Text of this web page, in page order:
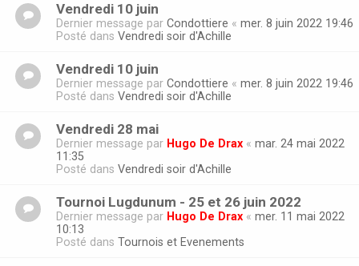
Vendredi 10 juin
Dernier message par Condottiere « mer. 8 juin 2022 19:46
Posté dans Vendredi soir d'Achille
Vendredi 10 juin
Dernier message par Condottiere « mer. 8 juin 2022 19:46
Posté dans Vendredi soir d'Achille
Vendredi 28 mai
Dernier message par Hugo De Drax « mar. 24 mai 2022
11:35
Posté dans Vendredi soir d'Achille
Tournoi Lugdunum - 25 et 26 juin 2022
Dernier message par Hugo De Drax « mer. 11 mai 2022
10:13
Posté dans Tournois et Evenements